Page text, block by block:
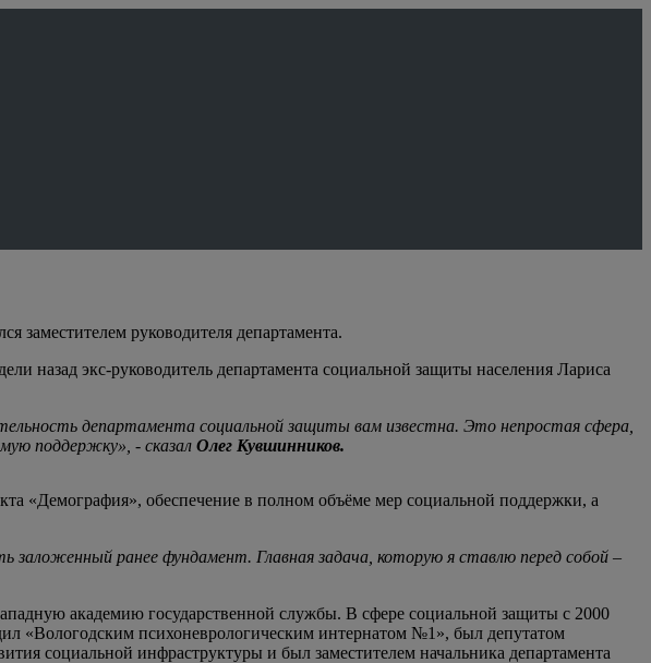
заместителем руководителя департамента.
назад экс-руководитель департамента социальной защиты населения Лариса
департамента социальной защиты вам известна. Это непростая сфера,
поддержку», - сказал Олег Кувшинников.
«Демография», обеспечение в полном объёме мер социальной поддержки, а
ранее фундамент. Главная задача, которую я ставлю перед собой –
академию государственной службы. В сфере социальной защиты с 2000
«Вологодским психоневрологическим интернатом №1», был депутатом
социальной инфраструктуры и был заместителем начальника департамента